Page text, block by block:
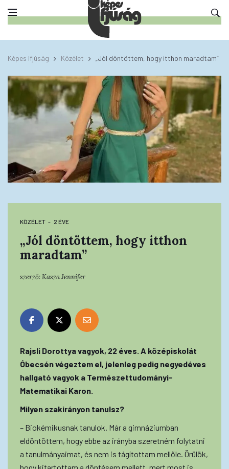
Képes Ifjúság Közélet „Jól döntöttem, hogy itthon maradtam”
KÖZÉLET 2 ÉVE
„Jól döntöttem, hogy itthon
maradtam”
szerző:Kasza Jennifer
Rajsli Dorottya vagyok, 22 éves. A középiskolát
Óbecsén végeztem el, jelenleg pedig negyedéves
hallgató vagyok a Természettudományi-
Matematikai Karon.
Milyen szakirányon tanulsz?
– Biokémikusnak tanulok. Már a gimnáziumban
eldöntöttem, hogy ebbe az irányba szeretném folytatni
a tanulmányaimat, és nem is tágítottam mellőle. Örülök,
hogy kitartottam a döntésem mellett, mert most is,